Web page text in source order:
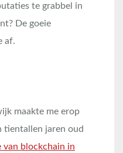
te grabbel in
De goeie
af.
maakte me erop
tientallen jaren oud
van blockchain in